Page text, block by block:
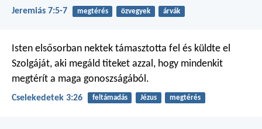
Jeremiás 7:5-7 megtérés özvegyek árvák
Isten elsősorban nektek támasztotta fel és küldte el
Szolgáját, aki megáld titeket azzal, hogy mindenkit
megtérít a maga gonoszságából.
Cselekedetek 3:26 feltámadás Jézus megtérés